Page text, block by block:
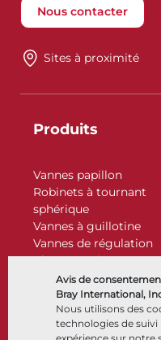
Avis de
Bray International,
Nous utilisons des
technologies de
Nous contacter
Sites à proximité
Produits
Vannes papillon
Robinets à tournant
sphérique
Vannes à guillotine
Vannes de régulation
Clapets antiretour
Actionneurs
Accessoires de
Cryogénique
Entreprise